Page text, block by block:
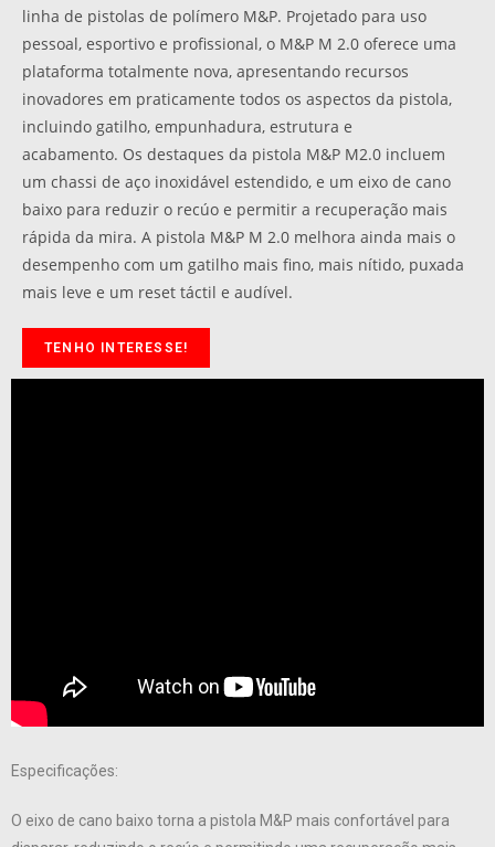
linha de pistolas de polímero M&P. Projetado para uso
pessoal, esportivo e profissional, o M&P M 2.0 oferece uma
plataforma totalmente nova, apresentando recursos
inovadores em praticamente todos os aspectos da pistola,
incluindo gatilho, empunhadura, estrutura e
acabamento. Os destaques da pistola M&P M2.0 incluem
um chassi de aço inoxidável estendido, e um eixo de cano
baixo para reduzir o recúo e permitir a recuperação mais
rápida da mira. A pistola M&P M 2.0 melhora ainda mais o
desempenho com um gatilho mais fino, mais nítido, puxada
mais leve e um reset táctil e audível.
TENHO INTERESSE!
Especificações:
O eixo de cano baixo torna a pistola M&P mais confortável para